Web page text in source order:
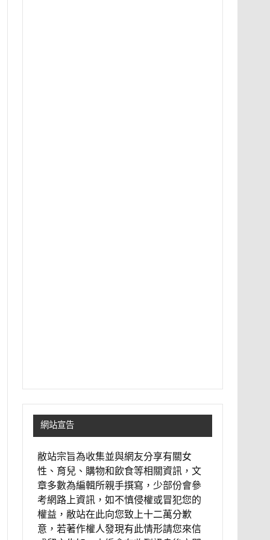
網站宣告
敝站宗旨為收集並與網友分享有關女
性、育兒、購物和飲食等相關資訊，文
章多數為編輯所親手撰寫，少部份會參
考網路上資訊，如不慎侵權或冒犯您的
權益，敝站在此向您致上十二萬分歉
意，若著作權人發現有此情形請您來信